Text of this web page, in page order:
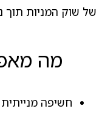
של שוק המניות תוך
מה
חשיפה